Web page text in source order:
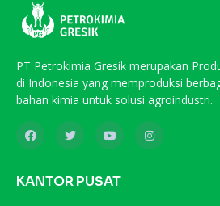
PT Petrokimia Gresik merupakan
di Indonesia yang memproduksi
bahan kimia untuk solusi agroindustri.
KANTOR PUSAT